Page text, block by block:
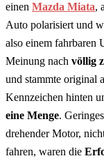
einen Mazda Miata,
Auto polarisiert und
also einem fahrbaren
Meinung nach völlig
und stammte original
Kennzeichen hinten
eine Menge.
drehender Motor,
fahren, waren die